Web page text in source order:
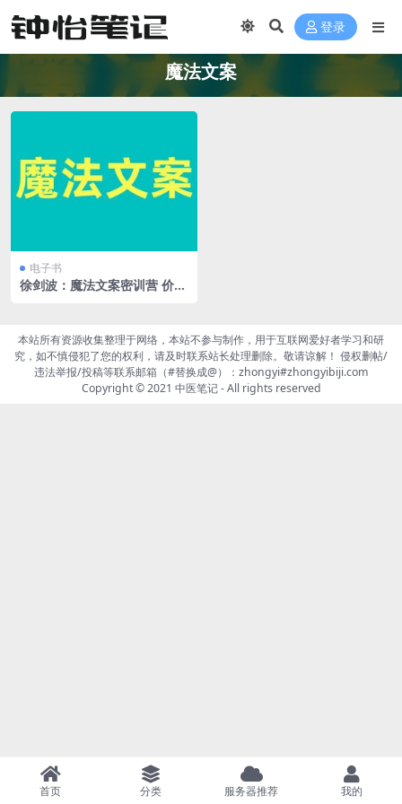
登录
魔法文案
电子书
徐剑波：魔法文案密训营 价值
本站所有资源收集整理于网络，本站不参与制作，用于互联网爱好者学习和研
究，如不慎侵犯了您的权利，请及时联系站长处理删除。敬请谅解！ 侵权删帖/
违法举报/投稿等联系邮箱（#替换成@）：zhongyi#zhongyibiji.com
Copyright © 2021 中医笔记- All rights reserved
首页 分类 服务器推荐 我的